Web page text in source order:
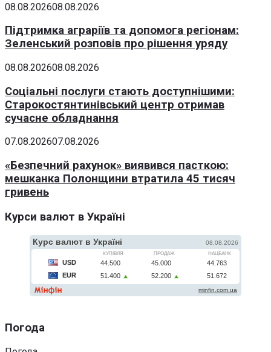
08.08.202608.08.2026
Підтримка аграріїв та допомога регіонам:
Зеленський розповів про рішення уряду
08.08.202608.08.2026
Соціальні послуги стають доступнішими:
Старокостянтинівський центр отримав
сучасне обладнання
07.08.202607.08.2026
«Безпечний рахунок» виявився пасткою:
мешканка Полонщини втратила 45 тисяч
гривень
Курси валют в Україні
Погода